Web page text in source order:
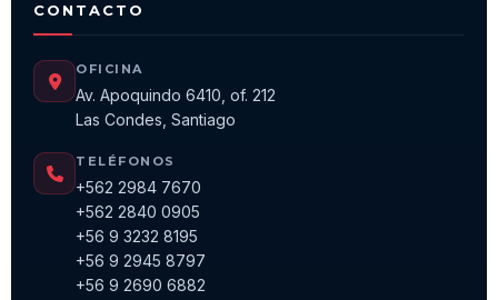
CONTACTO
OFICINA
Av. Apoquindo 6410, of. 212
Las Condes, Santiago
TELÉFONOS
+562 2984 7670
+562 2840 0905
+56 9 3232 8195
+56 9 2945 8797
+56 9 2690 6882